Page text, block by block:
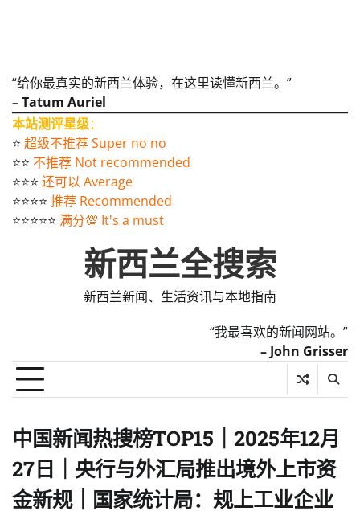
“给你最真实的新西兰体验，在这里读懂新西兰。”
– Tatum Auriel
本站测评星级：
⭐️ 超级不推荐 Super no no
⭐️⭐️ 不推荐 Not recommended
⭐️⭐️⭐️ 还可以 Average
⭐️⭐️⭐️⭐️ 推荐 Recommended
⭐️⭐️⭐️⭐️⭐️ 满分💯 It's a must
新西兰全搜索
新西兰新闻、生活资讯与本地指南
“我最喜欢的新闻网站。”
– John Grisser
中国新闻热搜榜TOP15｜2025年12月
27日｜央行与外汇局推出境外上市资
金新规｜国家统计局：规上工业企业